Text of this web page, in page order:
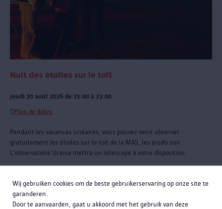
Wij gebruiken cookies om de beste gebruikerservaring op onze site te
garanderen.
Door te aanvaarden, gaat u akkoord met het gebruik van deze
Nuit des étoiles sur le toit
jeudi 20 août 2026 de 21:00 à 23:00
Plus de dates
Pendant les vacances scolaires, vous pouvez venir observer
gratuitement les étoiles sur le toit de la MAS, les jeudis soir.
L'observatoire Urania mettra un télescope à votre disposition.